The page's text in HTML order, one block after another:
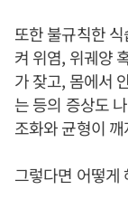
또한 불규칙한
켜 위염, 위궤양
가 잦고, 몸에서
는 등의 증상도
조화와 균형이
그렇다면 어떻게